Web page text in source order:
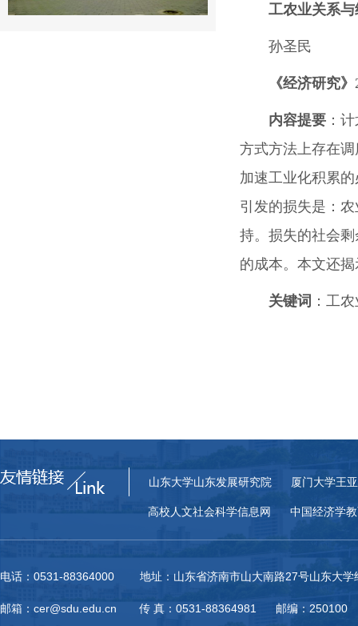
工农业关系
孙圣民
《经济研究》
内容提要 ：
方式方法上存在
加速工业化积累
引发的损失是：
持。损失的社会
的成本。本文还
关键词 ：工
山东大学山东发展研究院 厦门大学王
高校人文社会科学信息网 中国经济学
电话：0531-88364000 地址：山东省济南市山大南路27号山东大学
邮箱：cer@sdu.edu.cn 传 真：0531-88364981 邮编：250100